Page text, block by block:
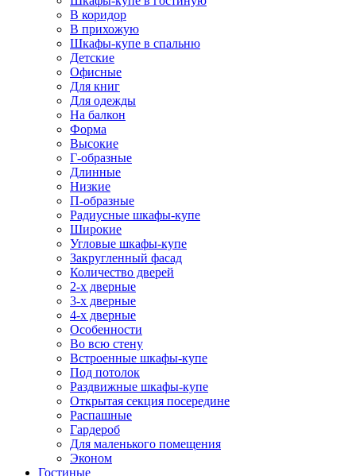
В коридор
В прихожую
Шкафы-купе в спальню
Детские
Офисные
Для книг
Для одежды
На балкон
Форма
Высокие
Г-образные
Длинные
Низкие
П-образные
Радиусные шкафы-купе
Широкие
Угловые шкафы-купе
Закругленный фасад
Количество дверей
2-х дверные
3-х дверные
4-х дверные
Особенности
Во всю стену
Встроенные шкафы-купе
Под потолок
Раздвижные шкафы-купе
Открытая секция посередине
Распашные
Гардероб
Для маленького помещения
Эконом
Гостиные